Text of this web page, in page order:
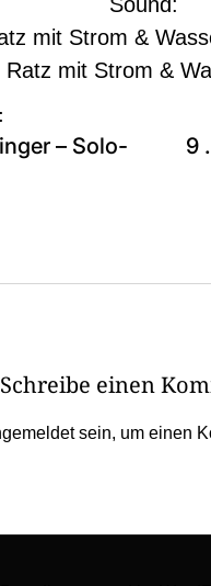
mit Strom &
Ratz mit Strom &
– Solo-
9
Schreibe einen
sein, um einen